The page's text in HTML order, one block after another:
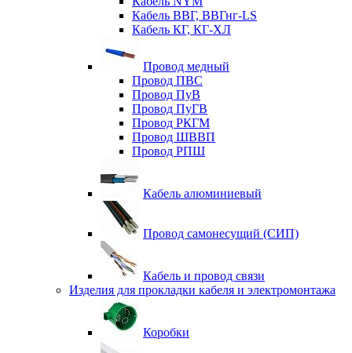
Кабель ВВГ, ВВГнг-LS
Кабель КГ, КГ-ХЛ
Провод медный
Провод ПВС
Провод ПуВ
Провод ПуГВ
Провод РКГМ
Провод ШВВП
Провод РПШ
Кабель алюминиевый
Провод самонесущий (СИП)
Кабель и провод связи
Изделия для прокладки кабеля и электромонтажа
Коробки